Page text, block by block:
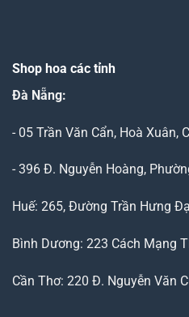
Shop hoa các tỉnh
Đà Nẵng:
- 05 Trần Văn Cẩn, Hoà Xuân,
- 396 Đ. Nguyễn Hoàng,
Huế: 265, Đường Trần Hưng
Bình Dương: 223 Cách Mạng
Cần Thơ: 220 Đ. Nguyễn Văn